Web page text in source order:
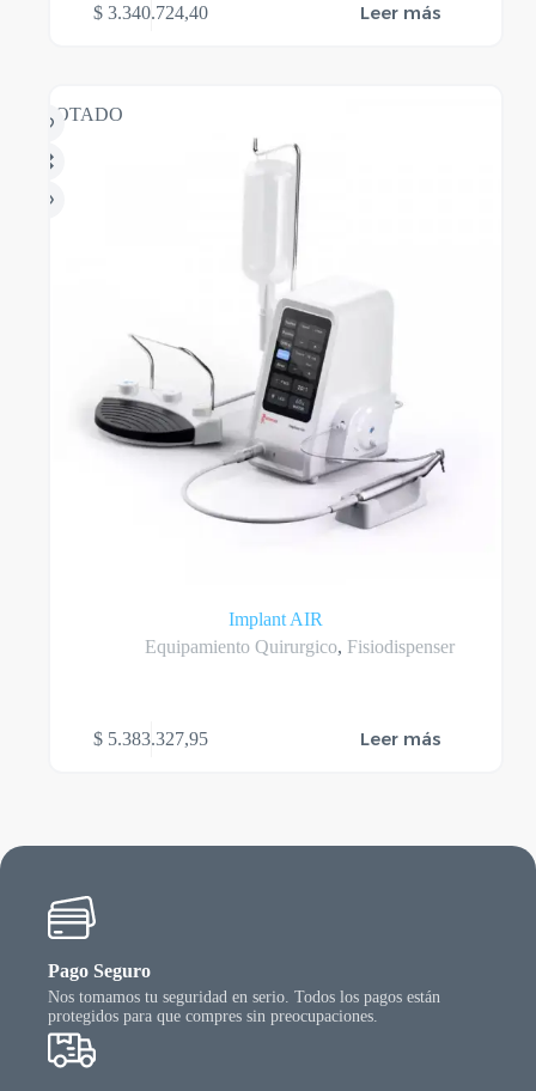
$ 3.340.724,40 Leer más
AGOTADO
Implant AIR
Equipamiento Quirurgico, Fisiodispenser
$ 5.383.327,95 Leer más
Pago Seguro
Nos tomamos tu seguridad en serio. Todos los pagos están
protegidos para que compres sin preocupaciones.